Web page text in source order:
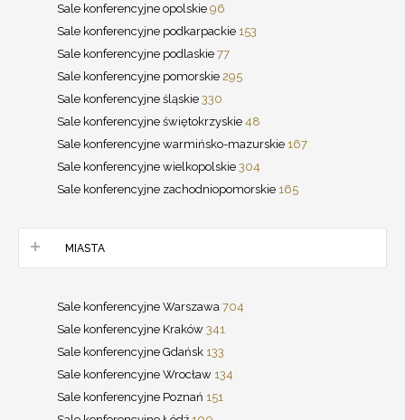
Sale konferencyjne opolskie 96
Sale konferencyjne podkarpackie 153
Sale konferencyjne podlaskie 77
Sale konferencyjne pomorskie 295
Sale konferencyjne śląskie 330
Sale konferencyjne świętokrzyskie 48
Sale konferencyjne warmińsko-mazurskie 167
Sale konferencyjne wielkopolskie 304
Sale konferencyjne zachodniopomorskie 165
MIASTA
Sale konferencyjne Warszawa 704
Sale konferencyjne Kraków 341
Sale konferencyjne Gdańsk 133
Sale konferencyjne Wrocław 134
Sale konferencyjne Poznań 151